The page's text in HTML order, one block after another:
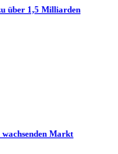
über 1,5 Milliarden
Markt